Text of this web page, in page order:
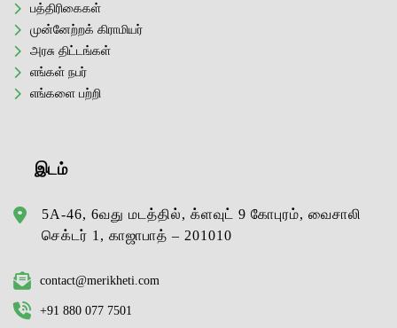
பத்திரிகைகள்
முன்னேற்றக் கிராமியர்
அரசு திட்டங்கள்
எங்கள் நபர்
எங்களை பற்றி
இடம்
5A-46, 6வது மடத்தில், க்ளவுட் 9 கோபுரம், வைசாலி
செக்டர் 1, காஜாபாத் – 201010
contact@merikheti.com
+91 880 077 7501